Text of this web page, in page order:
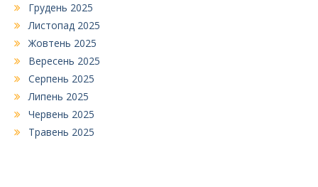
Грудень 2025
Листопад 2025
Жовтень 2025
Вересень 2025
Серпень 2025
Липень 2025
Червень 2025
Травень 2025